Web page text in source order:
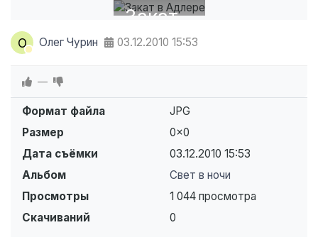
Закат
в
О Олег Чурин 03.12.2010 15:53
—
Формат файла
JPG
Размер
0×0
Дата съёмки
03.12.2010 15:53
Альбом
Свет в ночи
Просмотры
1 044 просмотра
Скачиваний
0